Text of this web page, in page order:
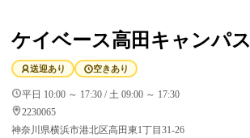
ケイベース高田キャンパス
送迎あり 空きあり
平日 10:00 ～ 17:30 / 土 09:00 ～ 17:30
2230065
神奈川県横浜市港北区高田東1丁目31-26